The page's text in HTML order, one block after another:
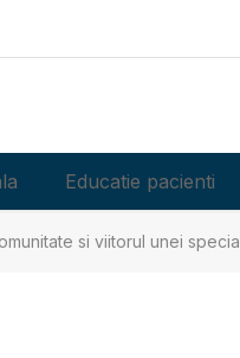
Educatie pacienti
si viitorul unei